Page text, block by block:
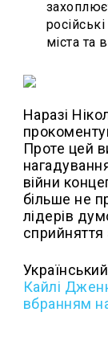
міста та
Наразі
Проте цей
війни
більше не
лідерів
сприйняття
Кайлі
вбранням